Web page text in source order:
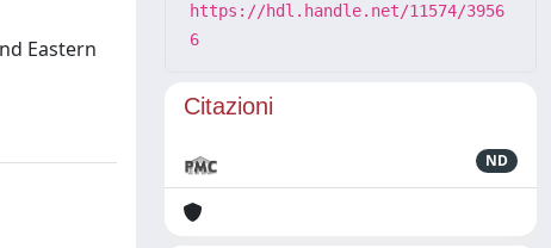
Eastern
https://hdl.handle.net/11574/3956
6
Citazioni
ND